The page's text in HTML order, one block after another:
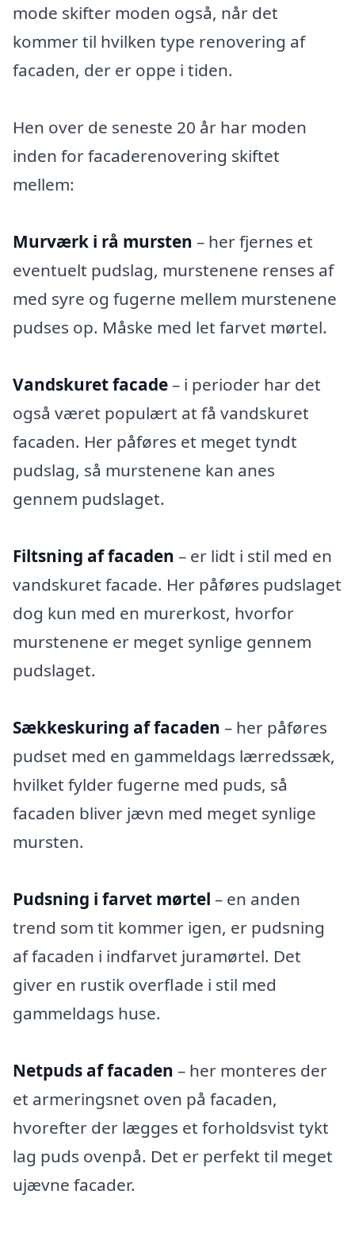
mode skifter moden også, når det
kommer til hvilken type renovering af
facaden, der er oppe i tiden.
Hen over de seneste 20 år har moden
inden for facaderenovering skiftet
mellem:
Murværk i rå mursten – her fjernes et
eventuelt pudslag, murstenene renses af
med syre og fugerne mellem murstenene
pudses op. Måske med let farvet mørtel.
Vandskuret facade– i perioder har det
også været populært at få vandskuret
facaden. Her påføres et meget tyndt
pudslag, så murstenene kan anes
gennem pudslaget.
Filtsning af facaden – er lidt i stil med en
vandskuret facade. Her påføres pudslaget
dog kun med en murerkost, hvorfor
murstenene er meget synlige gennem
pudslaget.
Sækkeskuring af facaden – her påføres
pudset med en gammeldags lærredssæk,
hvilket fylder fugerne med puds, så
facaden bliver jævn med meget synlige
mursten.
Pudsning i farvet mørtel – en anden
trend som tit kommer igen, er pudsning
af facaden i indfarvet juramørtel. Det
giver en rustik overflade i stil med
gammeldags huse.
Netpuds af facaden – her monteres der
et armeringsnet oven på facaden,
hvorefter der lægges et forholdsvist tykt
lag puds ovenpå. Det er perfekt til meget
ujævne facader.